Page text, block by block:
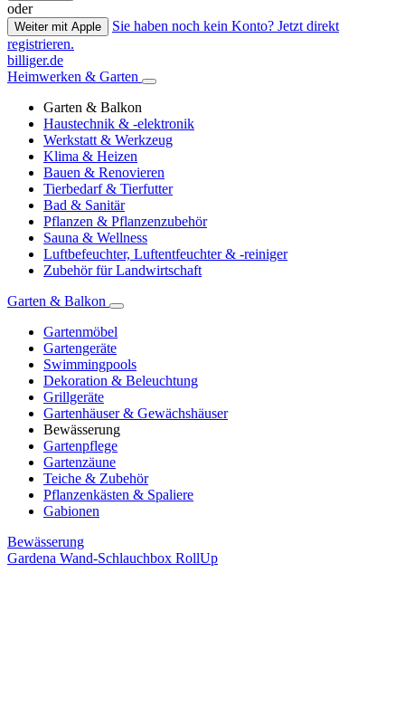
oder
Weiter mit Apple
Sie haben noch kein Konto? Jetzt direkt
registrieren.
billiger.de
Heimwerken & Garten
Garten & Balkon
Haustechnik & -elektronik
Werkstatt & Werkzeug
Klima & Heizen
Bauen & Renovieren
Tierbedarf & Tierfutter
Bad & Sanitär
Pflanzen & Pflanzenzubehör
Sauna & Wellness
Luftbefeuchter, Luftentfeuchter & -reiniger
Zubehör für Landwirtschaft
Garten & Balkon
Gartenmöbel
Gartengeräte
Swimmingpools
Dekoration & Beleuchtung
Grillgeräte
Gartenhäuser & Gewächshäuser
Bewässerung
Gartenpflege
Gartenzäune
Teiche & Zubehör
Pflanzenkästen & Spaliere
Gabionen
Bewässerung
Gardena Wand-Schlauchbox RollUp